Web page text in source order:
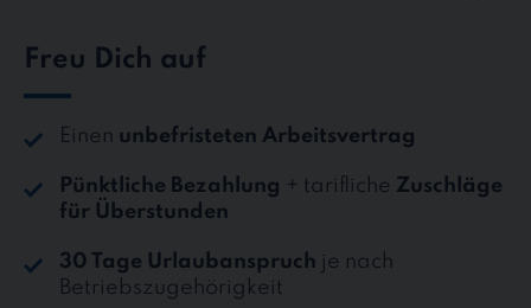
Freu Dich auf
Einen unbefristeten Arbeitsvertrag
Pünktliche Bezahlung + tarifliche Zuschläge
für Überstunden
30 Tage Urlaubanspruch je nach
Betriebszugehörigkeit